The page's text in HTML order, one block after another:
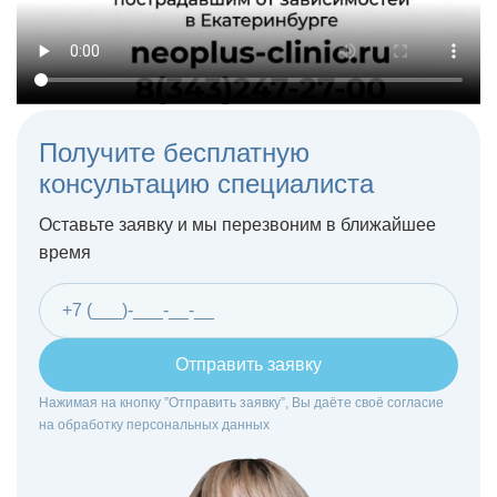
Получите бесплатную
консультацию специалиста
Оставьте заявку и мы перезвоним в ближайшее
время
Отправить заявку
Нажимая на кнопку ”Отправить заявку”, Вы даёте своё согласие
на обработку персональных данных